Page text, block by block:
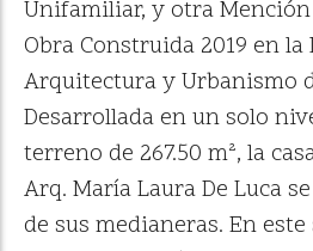
Unifamiliar, y otra Mención
Obra Construida 2019 en la
Arquitectura y Urbanismo
Desarrollada en un solo
terreno de 267.50 m², la
Arq. María Laura De Luca
de sus medianeras. En